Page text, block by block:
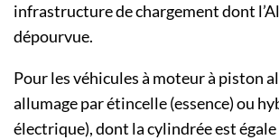
infrastructure de chargement dont
dépourvue.
Pour les véhicules à moteur à piston
allumage par étincelle (essence) ou
électrique), dont la cylindrée est